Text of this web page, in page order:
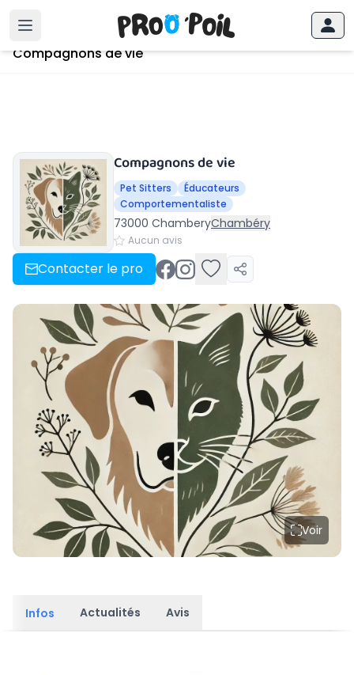
Accueil ›Compagnons de vie
Compagnons de vie
Compagnons de vie
Pet Sitters
Éducateurs
Comportementaliste
73000 ChamberyChambéry
Aucun avis
Contacter le pro
Voir
Infos Actualités Avis